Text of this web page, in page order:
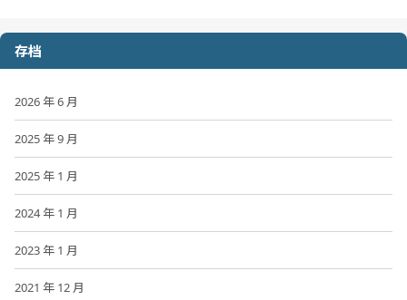
存档
2026 年 6 月
2025 年 9 月
2025 年 1 月
2024 年 1 月
2023 年 1 月
2021 年 12 月